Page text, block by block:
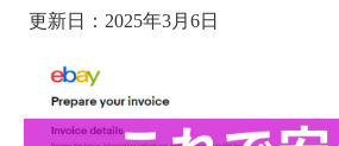
更新日：2025年3月6日